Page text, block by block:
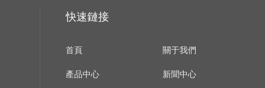
快速鏈接
首頁 關于我們
產品中心 新聞中心